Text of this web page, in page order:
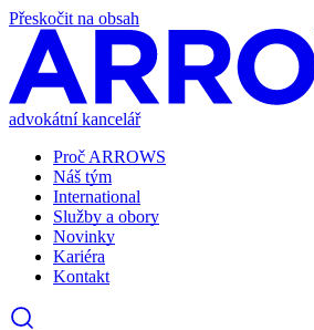
Přeskočit na obsah
advokátní kancelář
Proč ARROWS
Náš tým
International
Služby a obory
Novinky
Kariéra
Kontakt